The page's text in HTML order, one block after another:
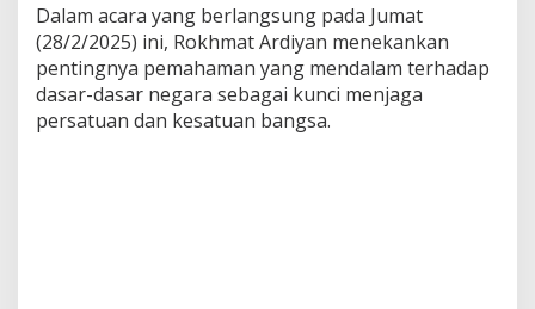
Dalam acara yang berlangsung pada Jumat
(28/2/2025) ini, Rokhmat Ardiyan menekankan
pentingnya pemahaman yang mendalam terhadap
dasar-dasar negara sebagai kunci menjaga
persatuan dan kesatuan bangsa.